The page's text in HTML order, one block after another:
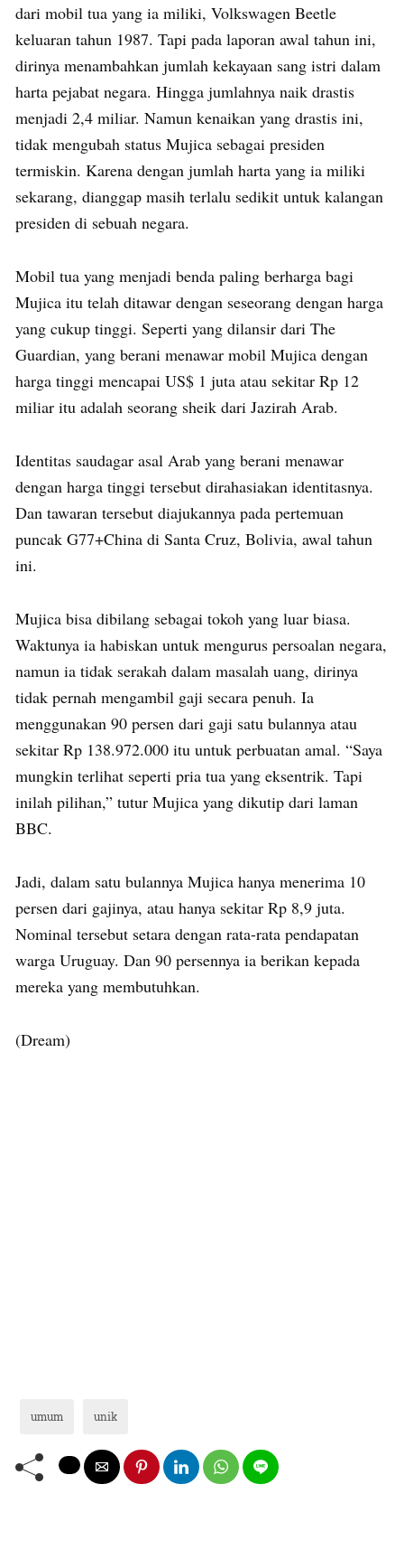
dari mobil tua yang ia miliki, Volkswagen Beetle
keluaran tahun 1987. Tapi pada laporan awal tahun ini,
dirinya menambahkan jumlah kekayaan sang istri dalam
harta pejabat negara. Hingga jumlahnya naik drastis
menjadi 2,4 miliar. Namun kenaikan yang drastis ini,
tidak mengubah status Mujica sebagai presiden
termiskin. Karena dengan jumlah harta yang ia miliki
sekarang, dianggap masih terlalu sedikit untuk kalangan
presiden di sebuah negara.
Mobil tua yang menjadi benda paling berharga bagi
Mujica itu telah ditawar dengan seseorang dengan harga
yang cukup tinggi. Seperti yang dilansir dari The
Guardian, yang berani menawar mobil Mujica dengan
harga tinggi mencapai US$ 1 juta atau sekitar Rp 12
miliar itu adalah seorang sheik dari Jazirah Arab.
Identitas saudagar asal Arab yang berani menawar
dengan harga tinggi tersebut dirahasiakan identitasnya.
Dan tawaran tersebut diajukannya pada pertemuan
puncak G77+China di Santa Cruz, Bolivia, awal tahun
ini.
Mujica bisa dibilang sebagai tokoh yang luar biasa.
Waktunya ia habiskan untuk mengurus persoalan negara,
namun ia tidak serakah dalam masalah uang, dirinya
tidak pernah mengambil gaji secara penuh. Ia
menggunakan 90 persen dari gaji satu bulannya atau
sekitar Rp 138.972.000 itu untuk perbuatan amal. “Saya
mungkin terlihat seperti pria tua yang eksentrik. Tapi
inilah pilihan,” tutur Mujica yang dikutip dari laman
BBC.
Jadi, dalam satu bulannya Mujica hanya menerima 10
persen dari gajinya, atau hanya sekitar Rp 8,9 juta.
Nominal tersebut setara dengan rata-rata pendapatan
warga Uruguay. Dan 90 persennya ia berikan kepada
mereka yang membutuhkan.
(Dream)
umum unik